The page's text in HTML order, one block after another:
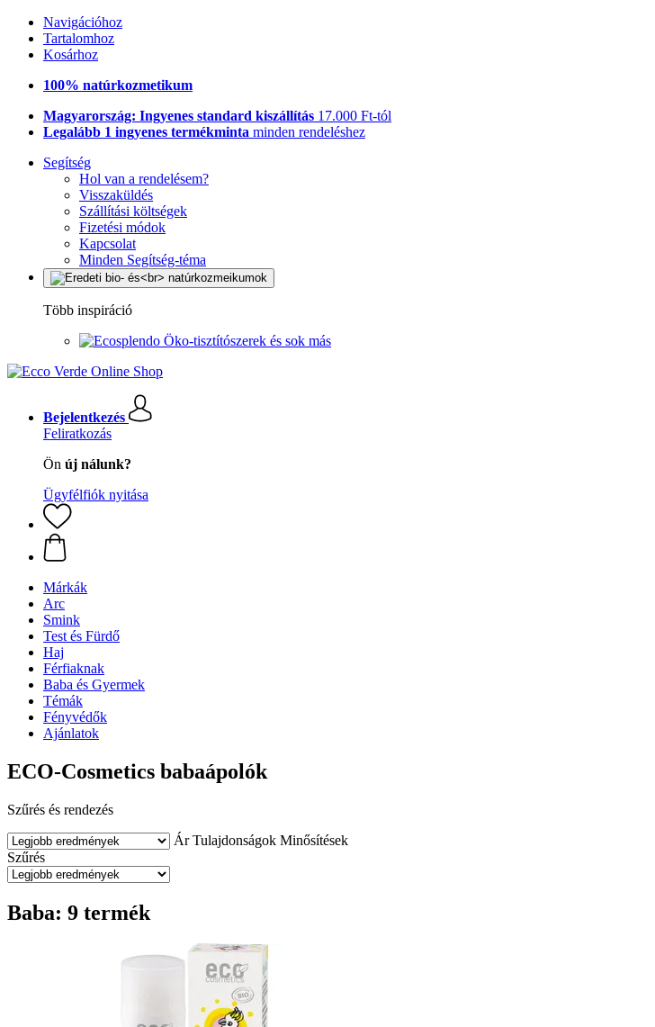
Navigációhoz
Tartalomhoz
Kosárhoz
100% natúrkozmetikum
Magyarország: Ingyenes standard kiszállítás 17.000 Ft-tól
Legalább 1 ingyenes termékminta minden rendeléshez
Segítség
Hol van a rendelésem?
Visszaküldés
Szállítási költségek
Fizetési módok
Kapcsolat
Minden Segítség-téma
Több inspiráció
Öko-tisztítószerek és sok más
Bejelentkezés
Feliratkozás
Ön új nálunk?
Ügyfélfiók nyitása
Márkák
Arc
Smink
Test és Fürdő
Haj
Férfiaknak
Baba és Gyermek
Témák
Fényvédők
Ajánlatok
ECO-Cosmetics babaápolók
Szűrés és rendezés
Ár Tulajdonságok Minősítések
Szűrés
Baba: 9 termék